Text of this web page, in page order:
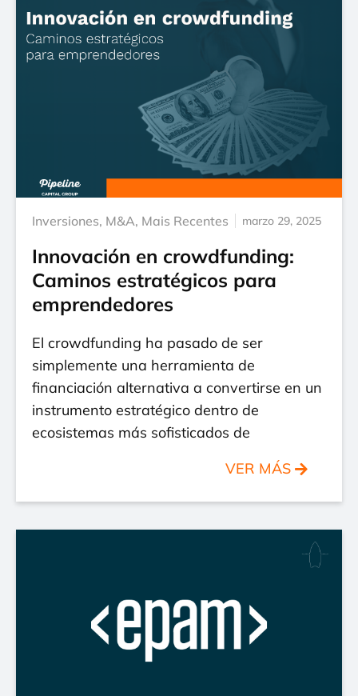
Inversiones, M&A, Mais Recentes marzo 29, 2025
Innovación en crowdfunding:
Caminos estratégicos para
emprendedores
El crowdfunding ha pasado de ser
simplemente una herramienta de
financiación alternativa a convertirse en un
instrumento estratégico dentro de
ecosistemas más sofisticados de
VER MÁS